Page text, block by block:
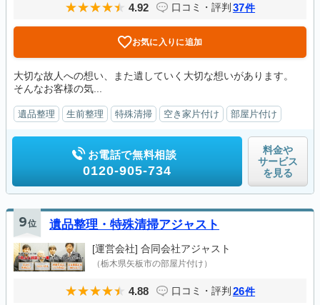
4.92 口コミ・評判 37件
お気に入りに追加
大切な故人への想い、また遺していく大切な想いがあります。
そんなお客様の気...
遺品整理 生前整理 特殊清掃 空き家片付け 部屋片付け
お電話で無料相談
0120-905-734
料金や
サービス
を見る
9位 遺品整理・特殊清掃アジャスト
[運営会社] 合同会社アジャスト
（栃木県矢板市の部屋片付け）
4.88 口コミ・評判 26件